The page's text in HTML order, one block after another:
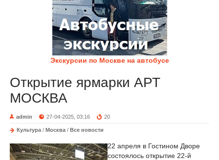
Экскурсии по Москве на автобусе
Открытие ярмарки АРТ
МОСКВА
admin 27-04-2025, 03:16 20
Культура / Москва / Все новости
22 апреля в Гостином Дворе
состоялось открытие 22-й